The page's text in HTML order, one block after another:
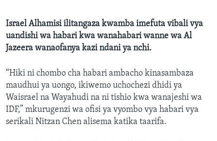
Israel Alhamisi ilitangaza kwamba imefuta vibali vya
uandishi wa habari kwa wanahabari wanne wa Al
Jazeera wanaofanya kazi ndani ya nchi.
“Hiki ni chombo cha habari ambacho kinasambaza
maudhui ya uongo, ikiwemo uchochezi dhidi ya
Waisrael na Wayahudi na ni tishio kwa wanajeshi wa
IDF,” mkurugenzi wa ofisi ya vyombo vya habari vya
serikali Nitzan Chen alisema katika taarifa.